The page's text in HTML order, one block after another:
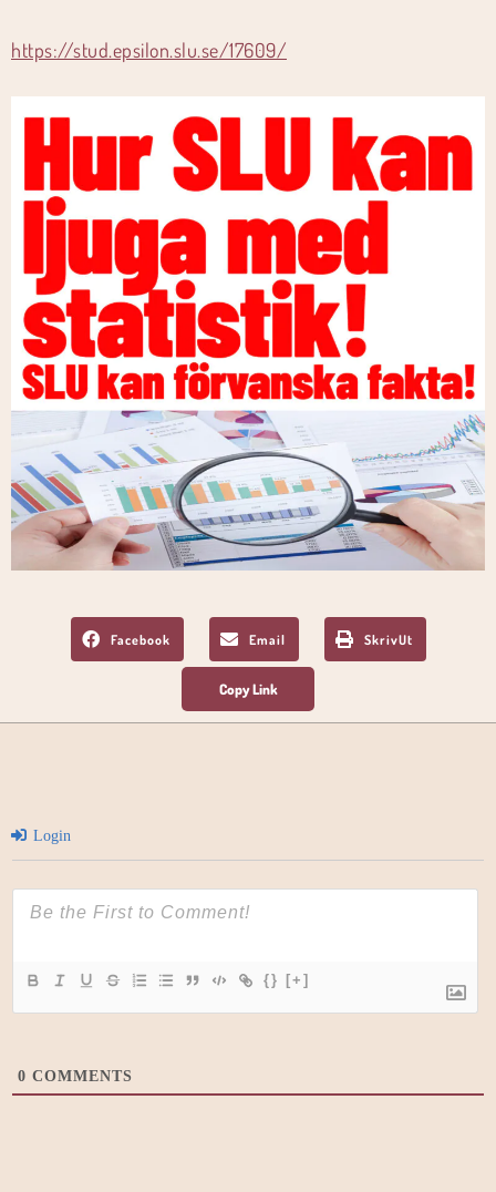
https://stud.epsilon.slu.se/17609/
Facebook Email SkrivUt
Login
{} [+]
0 COMMENTS